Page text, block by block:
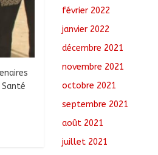
février 2022
janvier 2022
décembre 2021
novembre 2021
octobre 2021
septembre 2021
août 2021
juillet 2021